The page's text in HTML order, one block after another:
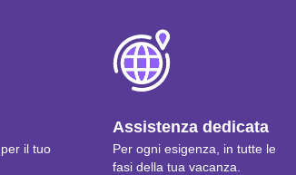
il tuo
Assistenza dedicata
Per ogni esigenza, in tutte le
fasi della tua vacanza.